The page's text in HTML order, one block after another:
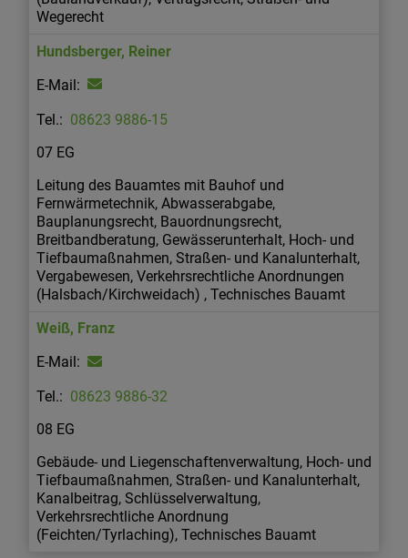
Wegerecht
Hundsberger, Reiner
08623 9886-15
07 EG
Leitung des Bauamtes mit Bauhof und
Fernwärmetechnik, Abwasserabgabe,
Bauplanungsrecht, Bauordnungsrecht,
Breitbandberatung, Gewässerunterhalt, Hoch- und
Tiefbaumaßnahmen, Straßen- und Kanalunterhalt,
Vergabewesen, Verkehrsrechtliche Anordnungen
(Halsbach/Kirchweidach) , Technisches Bauamt
Weiß, Franz
08623 9886-32
08 EG
Gebäude- und Liegenschaftenverwaltung, Hoch- und
Tiefbaumaßnahmen, Straßen- und Kanalunterhalt,
Kanalbeitrag, Schlüsselverwaltung,
Verkehrsrechtliche Anordnung
(Feichten/Tyrlaching), Technisches Bauamt